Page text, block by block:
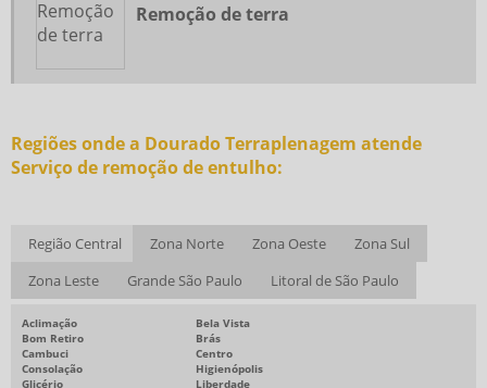
Remoção de terra
Regiões onde a Dourado Terraplenagem atende
Serviço de remoção de entulho:
Região Central Zona Norte Zona Oeste
Zona Sul
Zona Leste
Grande São Paulo Litoral de São Paulo
Aclimação
Bela Vista
Bom Retiro
Brás
Cambuci
Centro
Consolação
Higienópolis
Glicério
Liberdade